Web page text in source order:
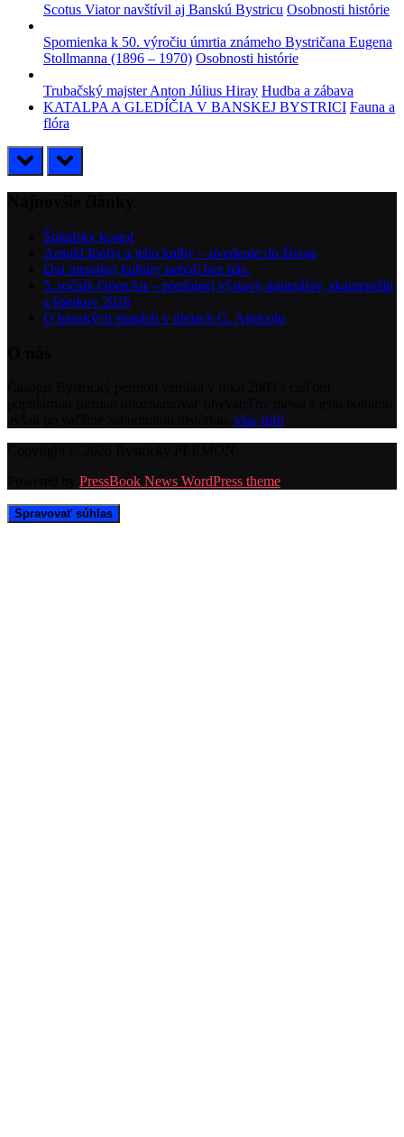
Scotus Viator navštívil aj Banskú Bystricu Osobnosti histórie
Spomienka k 50. výročiu úmrtia známeho Bystričana Eugena
Stollmanna (1896 – 1970) Osobnosti histórie
Trubačský majster Anton Július Hiray Hudba a zábava
KATALPA A GLEDÍČIA V BANSKEJ BYSTRICI Fauna a
flóra
prev next
Špitálsky kostol
Arnold Ipolyi a jeho knihy – uvedenie do života
Dni mestskej kultúry neboli bez nás.
5. ročník OpenAir – predajnej výstavy minerálov, skamenelín
a šperkov 2026
O banských stupách v dielach G. Agricolu
viac info
PressBook News WordPress theme
Spravovať súhlas